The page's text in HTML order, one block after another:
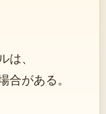
、
合がある。